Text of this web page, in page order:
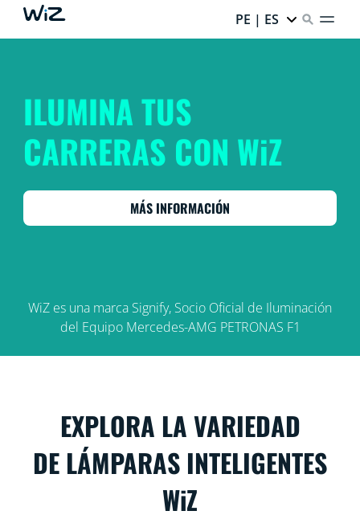
PE | ES
ILUMINA TUS
CARRERAS CON WiZ
MÁS INFORMACIÓN
WiZ es una marca Signify, Socio Oficial de Iluminación
del Equipo Mercedes-AMG PETRONAS F1
EXPLORA LA VARIEDAD
DE LÁMPARAS INTELIGENTES
WiZ